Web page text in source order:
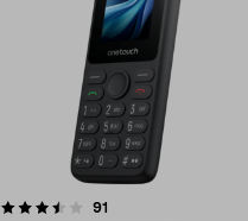
91
0.0 av 5 stjerner